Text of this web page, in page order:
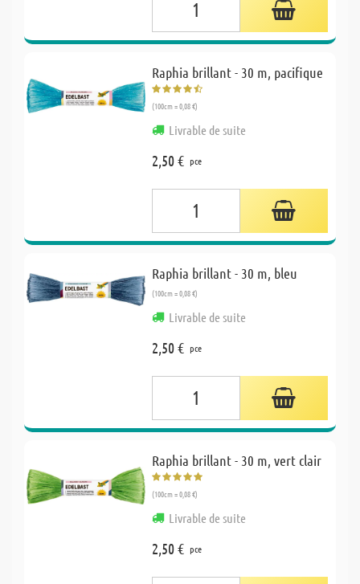
Raphia brillant - 30 m, pacifique
(100cm = 0,08 €)
Livrable de suite
2,50 € pce
Raphia brillant - 30 m, bleu
(100cm = 0,08 €)
Livrable de suite
2,50 € pce
Raphia brillant - 30 m, vert clair
(100cm = 0,08 €)
Livrable de suite
2,50 € pce